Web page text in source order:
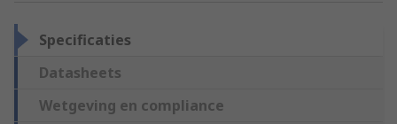
Specificaties
Datasheets
Wetgeving en compliance